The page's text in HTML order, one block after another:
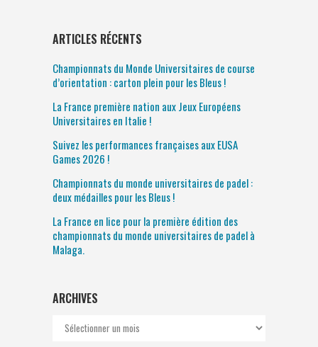
ARTICLES RÉCENTS
Championnats du Monde Universitaires de course
d’orientation : carton plein pour les Bleus !
La France première nation aux Jeux Européens
Universitaires en Italie !
Suivez les performances françaises aux EUSA
Games 2026 !
Championnats du monde universitaires de padel :
deux médailles pour les Bleus !
La France en lice pour la première édition des
championnats du monde universitaires de padel à
Malaga.
ARCHIVES
Archives